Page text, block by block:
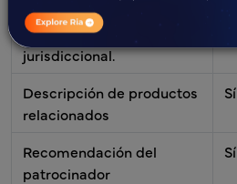
(PMOA), si es un producto
combinado y asignación
jurisdiccional.
Descripción de productos
relacionados
Sí
Recomendación del
patrocinador
Sí